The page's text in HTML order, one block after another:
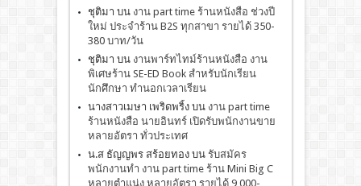
ชุติมา บน งาน part time ร้านหนังสือ ช่วงปี
ใหม่ ประจำร้าน B2S ทุกสาขา รายได้ 350-
380 บาท/วัน
ชุติมา บน งานพาร์ทไทม์ร้านหนังสือ งาน
พิเศษร้าน SE-ED Book สำหรับนักเรียน
นักศึกษา ทำนอกเวลาเรียน
นางสาวเมษา เพริดพริ้งบน งาน part time
ร้านหนังสือ นายอินทร์ เปิดรับพนักงานขาย
หลายอัตรา ทั่วประเทศ
น.ส ธัญญพร สร้อยทองบน รับสมัคร
พนักงานทำ งาน part time ร้าน Mini Big C
หลายตำแน่ง หลายอัตรา รายได้ 9,000-